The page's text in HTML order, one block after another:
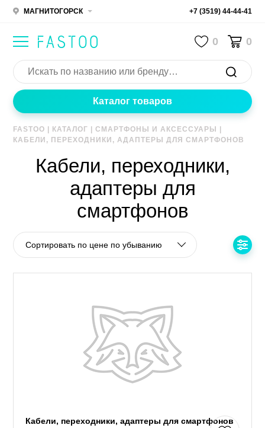
МАГНИТОГОРСК +7 (3519) 44-44-41
0 0
Каталог товаров
FASTOO КАТАЛОГ |СМАРТФОНЫ И АКСЕССУАРЫ
КАБЕЛИ, ПЕРЕХОДНИКИ, АДАПТЕРЫ ДЛЯ СМАРТФОНОВ
Кабели, переходники,
адаптеры для
смартфонов
Сортировать по цене по убыванию
Кабели, переходники, адаптеры для смартфонов